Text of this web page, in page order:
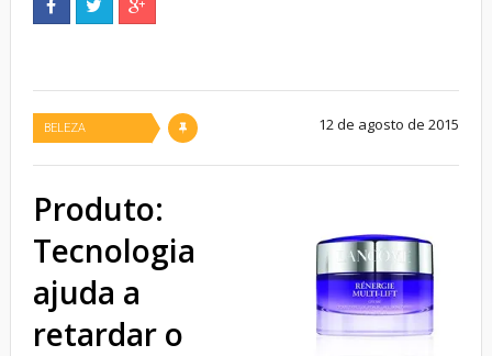
BELEZA 12 de agosto de 2015
Produto:
Tecnologia
ajuda a
retardar o